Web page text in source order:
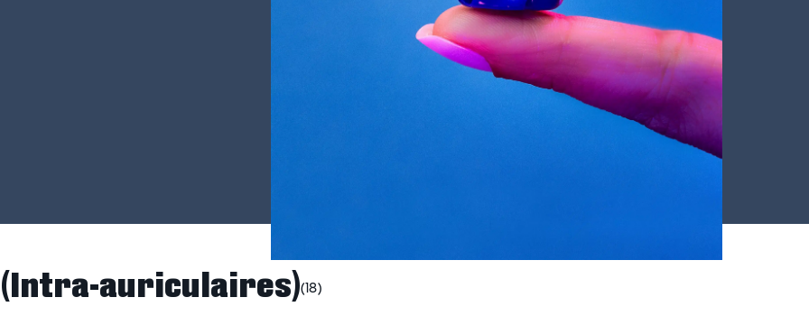
Intra-auriculaires)(18)